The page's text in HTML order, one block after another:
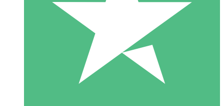
Paga a consumo con crediti di download. Nessun impegno
1 Download
10